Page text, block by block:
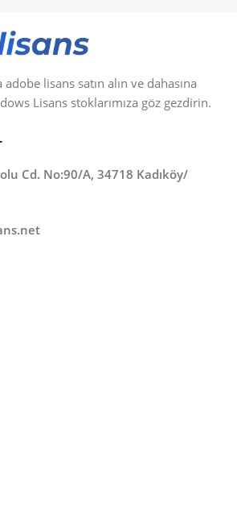
lisans satın alın ve dahasına
Lisans stoklarımıza göz gezdirin.
Cd. No:90/A, 34718 Kadıköy/